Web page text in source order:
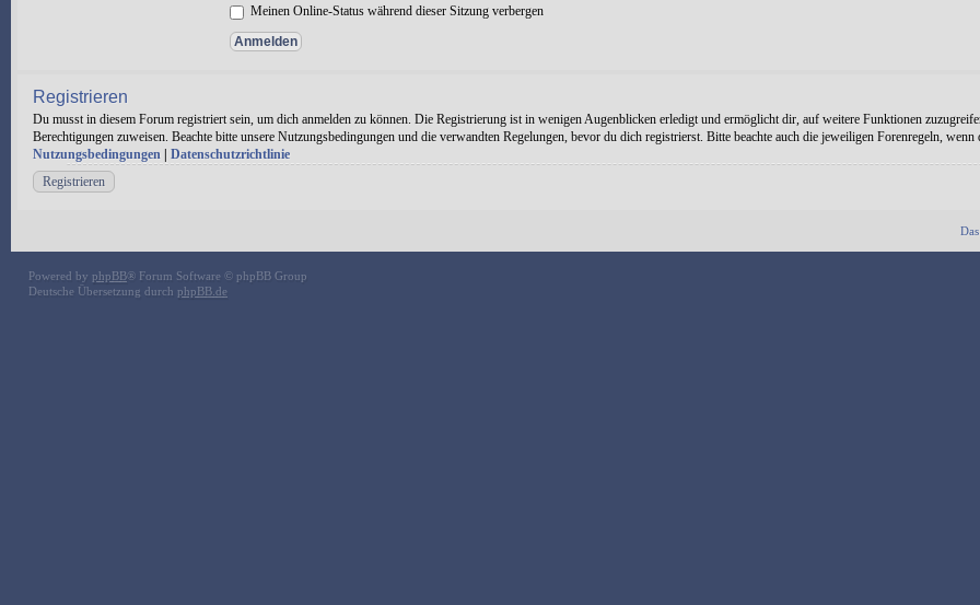
Meinen Online-Status während dieser Sitzung verbergen
Registrieren
Du musst in diesem Forum registriert sein, um dich anmelden zu können. Die Registrierung ist in wenigen Augenblicken erledigt und ermöglicht dir, auf weitere Funktionen
Berechtigungen zuweisen. Beachte bitte unsere Nutzungsbedingungen und die verwandten Regelungen, bevor du dich registrierst. Bitte beachte auch die jeweiligen Forenregeln,
Nutzungsbedingungen
Datenschutzrichtlinie
Registrieren
Powered by phpBB® Forum Software © phpBB Group
Deutsche Übersetzung durch phpBB.de